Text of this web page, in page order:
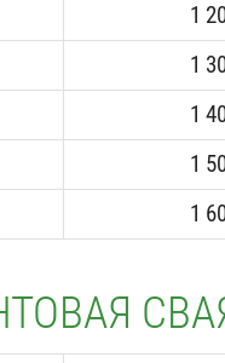
1
1
1
1
1